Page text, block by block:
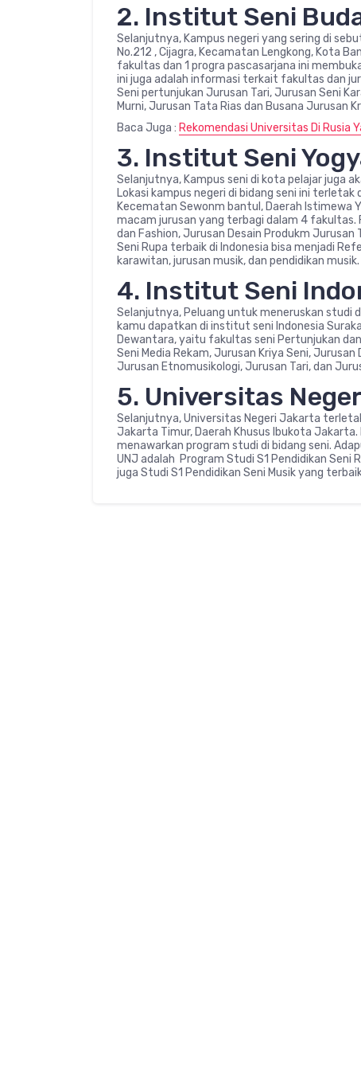
2. Institut Seni
Selanjutnya, Kampus negeri yang sering di
No.212 , Cijagra, Kecamatan Lengkong, Kota
fakultas dan 1 progra pascasarjana ini
ini juga adalah informasi terkait fakultas dan
Seni pertunjukan Jurusan Tari, Jurusan Seni
Murni, Jurusan Tata Rias dan Busana Jurusan
Baca Juga : Rekomendasi Universitas Di Rusia
3. Institut Seni
Selanjutnya, Kampus seni di kota pelajar juga
Lokasi kampus negeri di bidang seni ini
Kecematan Sewonm bantul, Daerah Istimewa
macam jurusan yang terbagi dalam 4 fakultas.
dan Fashion, Jurusan Desain Produkm
Seni Rupa terbaik di Indonesia bisa menjadi
karawitan, jurusan musik, dan pendidikan
4. Institut Seni
Selanjutnya, Peluang untuk meneruskan studi
kamu dapatkan di institut seni Indonesia
Dewantara, yaitu fakultas seni Pertunjukan
Seni Media Rekam, Jurusan Kriya Seni,
Jurusan Etnomusikologi, Jurusan Tari, dan
5. Universitas
Selanjutnya, Universitas Negeri Jakarta
Jakarta Timur, Daerah Khusus Ibukota
menawarkan program studi di bidang seni.
UNJ adalah Program Studi S1 Pendidikan Seni
juga Studi S1 Pendidikan Seni Musik yang